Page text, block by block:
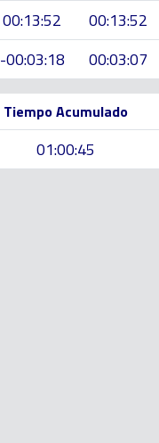
00:13:52 00:13:52
-00:03:18 00:03:07
Tiempo Acumulado
01:00:45